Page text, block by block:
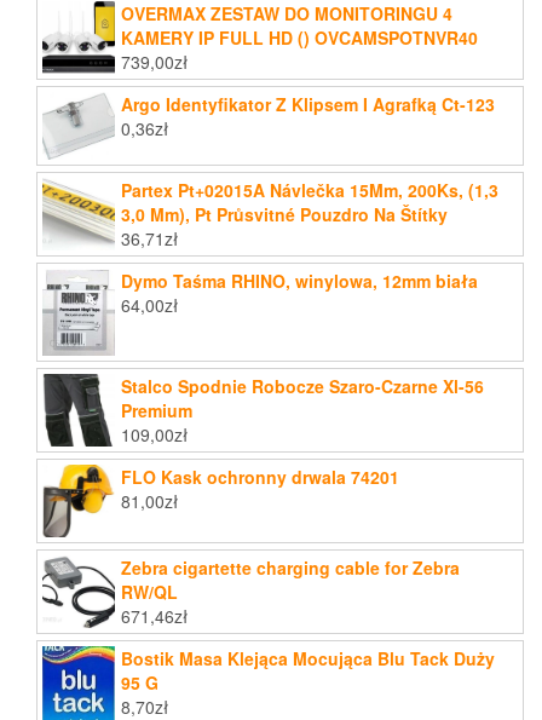
OVERMAX ZESTAW DO MONITORINGU 4
KAMERY IP FULL HD () OVCAMSPOTNVR40
739,00zł
Argo Identyfikator Z Klipsem I Agrafką Ct-123
0,36zł
Partex Pt+02015A Návlečka 15Mm, 200Ks, (1,3
3,0 Mm), Pt Průsvitné Pouzdro Na Štítky
36,71zł
Dymo Taśma RHINO, winylowa, 12mm biała
64,00zł
Stalco Spodnie Robocze Szaro-Czarne Xl-56
Premium
109,00zł
FLO Kask ochronny drwala 74201
81,00zł
Zebra cigartette charging cable for Zebra
RW/QL
671,46zł
Bostik Masa Klejąca Mocująca Blu Tack Duży
95 G
8,70zł